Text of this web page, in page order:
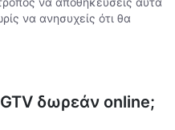
να ανησυχείς ότι θα
δωρεάν online;